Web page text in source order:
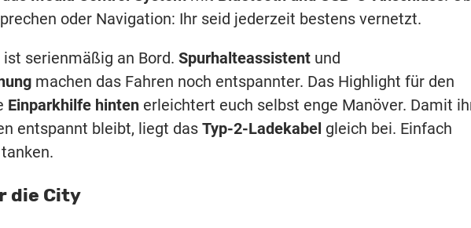
oder Navigation: Ihr seid jederzeit bestens vernetzt.
serienmäßig an Bord. Spurhalteassistent und
machen das Fahren noch entspannter. Das Highlight für den
Einparkhilfe hinten erleichtert euch selbst enge Manöver. Damit
entspannt bleibt, liegt das Typ-2-Ladekabel gleich bei. Einfach
die City